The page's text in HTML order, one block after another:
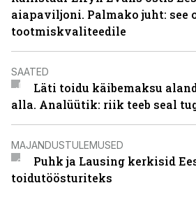
aiapaviljoni. Palmako juht: see
tootmiskvaliteedile
SAATED
Läti toidu käibemaksu
alla. Analüütik: riik teeb seal
MAJANDUSTULEMUSED
Puhk ja Lausing kerkisid
toidutöösturiteks